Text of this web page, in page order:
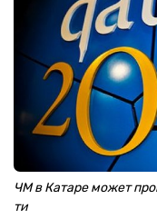
ЧМ в Катаре может
ти